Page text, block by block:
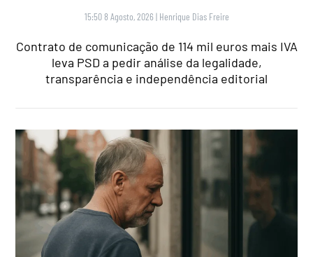
15:50 8 Agosto, 2026 | Henrique Dias Freire
Contrato de comunicação de 114 mil euros mais IVA
leva PSD a pedir análise da legalidade,
transparência e independência editorial